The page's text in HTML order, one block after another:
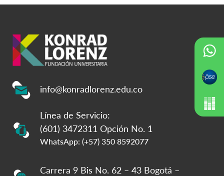
info@konradlorenz.edu.co
Línea de Servicio:
(601) 3472311 Opción No. 1
WhatsApp: (+57) 350 8592077
Carrera 9 Bis No. 62 – 43 Bogotá –